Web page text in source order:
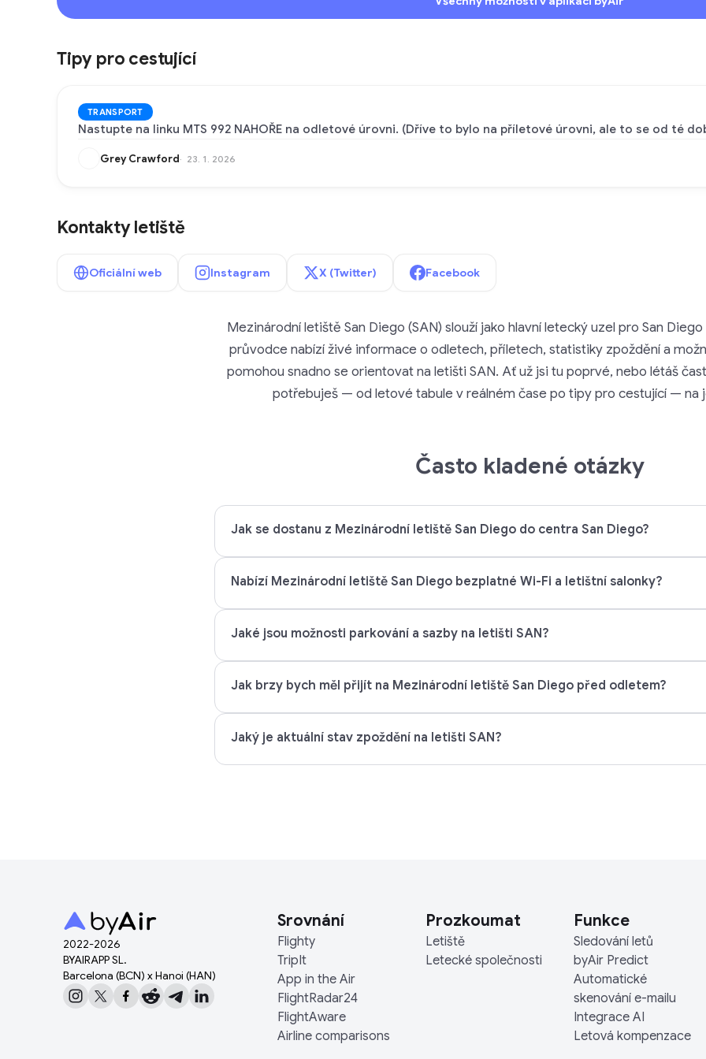
Tipy pro cestující
TRANSPORT
Nastupte na linku MTS 992 NAHOŘE na odletové úrovni. (Dříve to bylo na příletové úrovni, ale to se od té
Grey Crawford 23. 1. 2026
Kontakty letiště
Oficiální web Instagram X (Twitter) Facebook
Mezinárodní letiště San Diego (SAN) slouží jako hlavní letecký uzel pro San
průvodce nabízí živé informace o odletech, příletech, statistiky zpoždění a
pomohou snadno se orientovat na letišti SAN. Ať už jsi tu poprvé, nebo létáš
potřebuješ — od letové tabule v reálném čase po tipy pro cestující — na
Často kladené otázky
Jak se dostanu z Mezinárodní letiště San Diego do centra San Diego?
Nabízí Mezinárodní letiště San Diego bezplatné Wi-Fi a letištní salonky?
Jaké jsou možnosti parkování a sazby na letišti SAN?
Jak brzy bych měl přijít na Mezinárodní letiště San Diego před odletem?
Jaký je aktuální stav zpoždění na letišti SAN?
2022-2026
BYAIRAPP SL.
Barcelona (BCN) x Hanoi (HAN)
Srovnání
Flighty
TripIt
App in the Air
FlightRadar24
FlightAware
Airline comparisons
Prozkoumat
Letiště
Letecké společnosti
Funkce
Sledování letů
byAir Predict
Automatické
skenování e-mailu
Integrace AI
Letová kompenzace